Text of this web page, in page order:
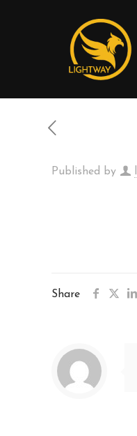
Published by
Share